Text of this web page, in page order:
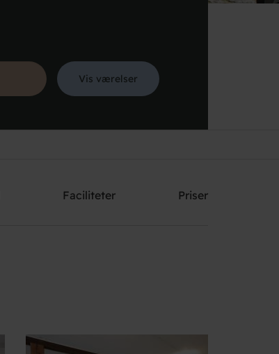
Vis værelser
Faciliteter Priser